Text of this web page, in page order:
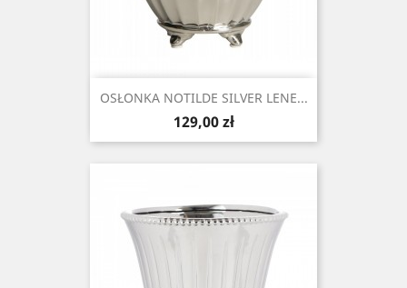
OSŁONKA NOTILDE SILVER LENE...
Cena
129,00 zł